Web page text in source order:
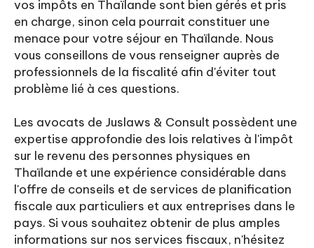
vos impôts en Thaïlande sont bien gérés et pris
en charge, sinon cela pourrait constituer une
menace pour votre séjour en Thaïlande. Nous
vous conseillons de vous renseigner auprès de
professionnels de la fiscalité afin d'éviter tout
problème lié à ces questions.
Les avocats de Juslaws & Consult possèdent une
expertise approfondie des lois relatives à l'impôt
sur le revenu des personnes physiques en
Thaïlande et une expérience considérable dans
l'offre de conseils et de services de planification
fiscale aux particuliers et aux entreprises dans le
pays. Si vous souhaitez obtenir de plus amples
informations sur nos services fiscaux, n'hésitez